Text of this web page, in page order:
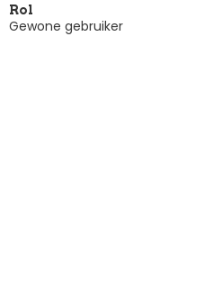
Rol
Gewone gebruiker